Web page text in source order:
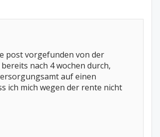
post vorgefunden von der
nach 4 wochen durch,
auf einen
ich mich wegen der rente nicht